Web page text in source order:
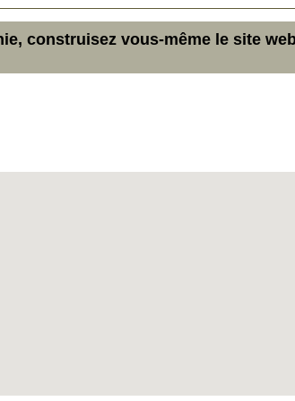
construisez vous-même le site